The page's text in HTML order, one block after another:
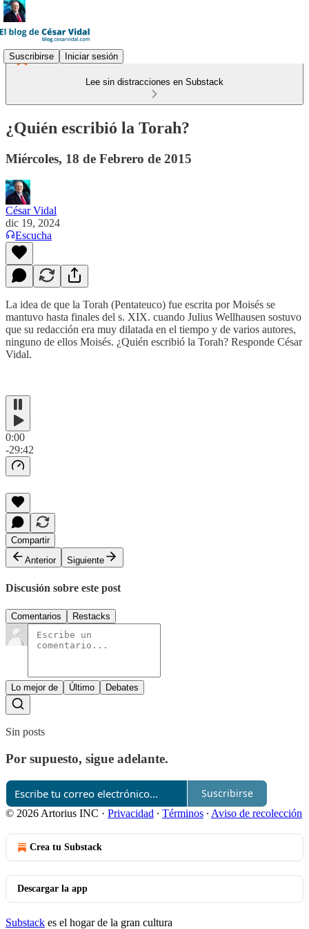
Suscribirse Iniciar sesión
Lee sin distracciones en Substack
¿Quién escribió la Torah?
Miércoles, 18 de Febrero de 2015
César Vidal
dic 19, 2024
Escucha
La idea de que la Torah (Pentateuco) fue escrita por Moisés se
mantuvo hasta finales del s. XIX. cuando Julius Wellhausen sostuvo
que su redacción era muy dilatada en el tiempo y de varios autores,
ninguno de ellos Moisés. ¿Quién escribió la Torah? Responde César
Vidal.
0:00
-29:42
Compartir
Anterior
Siguiente
Discusión sobre este post
Comentarios Restacks
Lo mejor de Último Debates
Sin posts
Por supuesto, sigue adelante.
Suscribirse
© 2026 Artorius INC · Privacidad ∙ Términos ∙ Aviso de recolección
Crea tu Substack
Descargar la app
Substack es el hogar de la gran cultura